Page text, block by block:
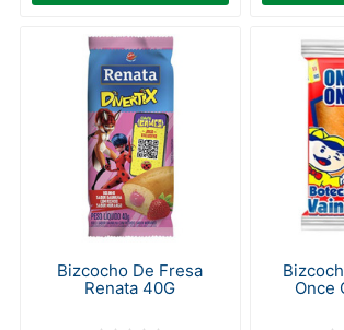
Bizcocho De Fresa
Renata 40G
Once